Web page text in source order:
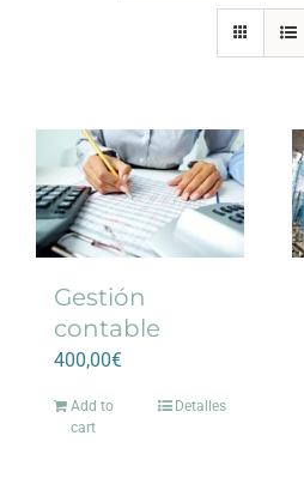
🛒
Gestión
contable
400,00€
Add to
cart
Detalles